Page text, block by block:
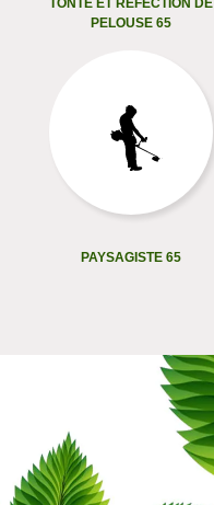
TONTE ET RÉFECTION DE
PELOUSE 65
PAYSAGISTE 65